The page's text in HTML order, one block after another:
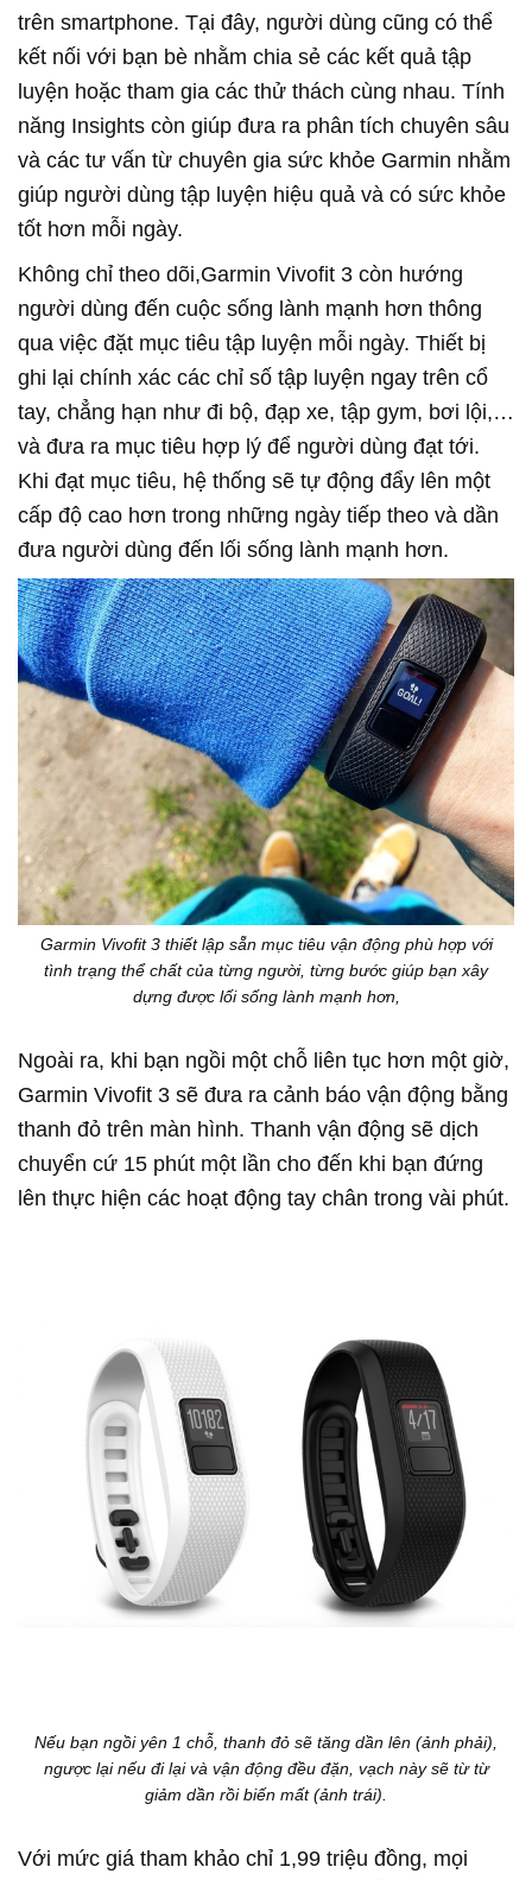
trên smartphone. Tại đây, người dùng cũng có thể
kết nối với bạn bè nhằm chia sẻ các kết quả tập
luyện hoặc tham gia các thử thách cùng nhau. Tính
năng Insights còn giúp đưa ra phân tích chuyên sâu
và các tư vấn từ chuyên gia sức khỏe Garmin nhằm
giúp người dùng tập luyện hiệu quả và có sức khỏe
tốt hơn mỗi ngày.
Không chỉ theo dõi,Garmin Vivofit 3 còn hướng
người dùng đến cuộc sống lành mạnh hơn thông
qua việc đặt mục tiêu tập luyện mỗi ngày. Thiết bị
ghi lại chính xác các chỉ số tập luyện ngay trên cổ
tay, chẳng hạn như đi bộ, đạp xe, tập gym, bơi lội,…
và đưa ra mục tiêu hợp lý để người dùng đạt tới.
Khi đạt mục tiêu, hệ thống sẽ tự động đẩy lên một
cấp độ cao hơn trong những ngày tiếp theo và dần
đưa người dùng đến lối sống lành mạnh hơn.
Garmin Vivofit 3 thiết lập sẵn mục tiêu vận động phù hợp với
tình trạng thể chất của từng người, từng bước giúp bạn xây
dựng được lối sống lành mạnh hơn,
Ngoài ra, khi bạn ngồi một chỗ liên tục hơn một giờ,
Garmin Vivofit 3 sẽ đưa ra cảnh báo vận động bằng
thanh đỏ trên màn hình. Thanh vận động sẽ dịch
chuyển cứ 15 phút một lần cho đến khi bạn đứng
lên thực hiện các hoạt động tay chân trong vài phút.
Nếu bạn ngồi yên 1 chỗ, thanh đỏ sẽ tăng dần lên (ảnh phải),
ngược lại nếu đi lại và vận động đều đặn, vạch này sẽ từ từ
giảm dần rồi biến mất (ảnh trái).
Với mức giá tham khảo chỉ 1,99 triệu đồng, mọi